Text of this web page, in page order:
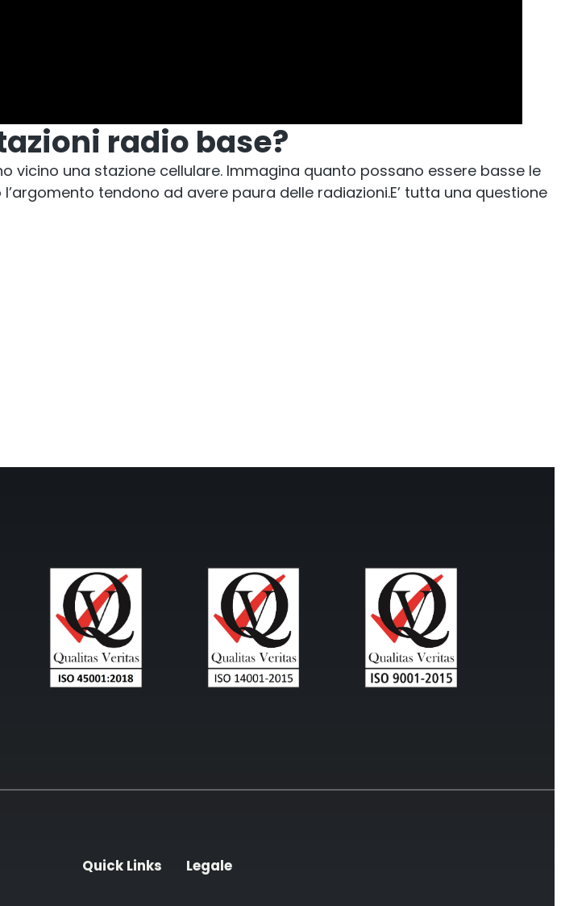
radio base?
vicino una stazione cellulare. Immagina quanto possano essere basse le
tendono ad avere paura delle radiazioni.E’ tutta una questione
Quick Links Legale